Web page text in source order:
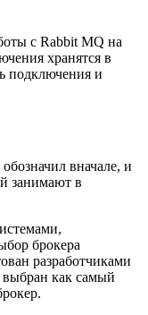
с Rabbit MQ на
хранятся в
подключения и
вначале, и
занимают в
брокера
разработчиками
как самый